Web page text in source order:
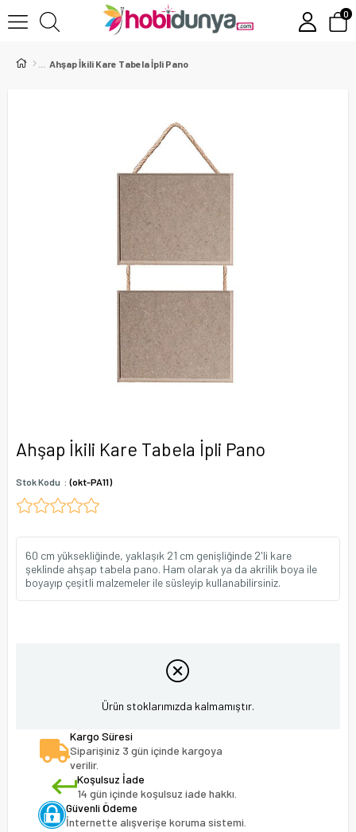
0
Ahşap İkili Kare Tabela İpli Pano
Ahşap İkili Kare Tabela İpli Pano
Stok Kodu (okt-PA11)
60 cm yüksekliğinde, yaklaşık 21 cm genişliğinde 2'li kare
şeklinde ahşap tabela pano. Ham olarak ya da akrilik boya ile
boyayıp çeşitli malzemeler ile süsleyip kullanabilirsiniz.
Ürün stoklarımızda kalmamıştır.
Kargo Süresi
Siparişiniz 3 gün içinde kargoya
verilir.
Koşulsuz İade
14 gün içinde koşulsuz iade hakkı.
Güvenli Ödeme
İnternette alışverişe koruma sistemi.